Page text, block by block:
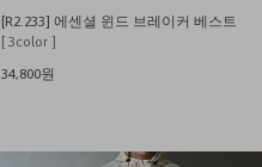
[R2.233] 에센셜 윈드 브레이커 베스트
[ 3color ]
34,800원